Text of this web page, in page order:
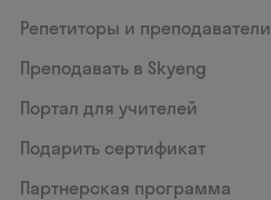
Репетиторы и преподаватели
Преподавать в Skyeng
Портал для учителей
Подарить сертификат
Партнерская программа